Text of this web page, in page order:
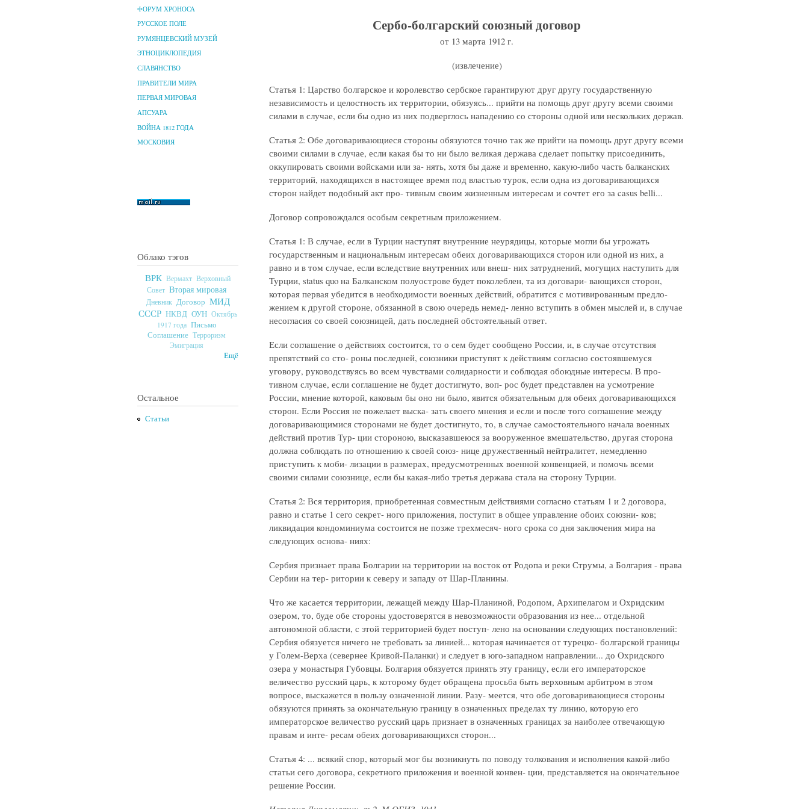
ФОРУМ ХРОНОСА
РУССКОЕ ПОЛЕ
РУМЯНЦЕВСКИЙ МУЗЕЙ
ЭТНОЦИКЛОПЕДИЯ
СЛАВЯНСТВО
ПРАВИТЕЛИ МИРА
ПЕРВАЯ МИРОВАЯ
АПСУАРА
ВОЙНА 1812 ГОДА
МОСКОВИЯ
Облако тэгов
ВРК Вермахт Верховный
Совет Вторая мировая
Дневник Договор МИД
СССР НКВД ОУН Октябрь
1917 года Письмо
Соглашение Терроризм
Эмиграция
Ещё
Остальное
Статьи
Сербо-болгарский союзный договор
от 13 марта 1912 г.
(извлечение)
Статья 1: Царство болгарское и королевство сербское гарантируют друг другу государственную
независимость и целостность их территории, обязуясь... прийти на помощь друг другу всеми своими
силами в случае, если бы одно из них подверглось нападению со стороны одной или нескольких держав.
Статья 2: Обе договаривающиеся стороны обязуются точно так же прийти на помощь друг другу всеми
своими силами в случае, если какая бы то ни было великая держава сделает попытку присоединить,
оккупировать своими войсками или за- нять, хотя бы даже и временно, какую-либо часть балканских
территорий, находящихся в настоящее время под властью турок, если одна из договаривающихся
сторон найдет подобный акт про- тивным своим жизненным интересам и сочтет его за casus belli...
Договор сопровождался особым секретным приложением.
Статья 1: В случае, если в Турции наступят внутренние неурядицы, которые могли бы угрожать
государственным и национальным интересам обеих договаривающихся сторон или одной из них, а
равно и в том случае, если вследствие внутренних или внеш- них затруднений, могущих наступить для
Турции, status quo на Балканском полуострове будет поколеблен, та из договари- вающихся сторон,
которая первая убедится в необходимости военных действий, обратится с мотивированным предло-
жением к другой стороне, обязанной в свою очередь немед- ленно вступить в обмен мыслей и, в случае
несогласия со своей союзницей, дать последней обстоятельный ответ.
Если соглашение о действиях состоится, то о сем будет сообщено России, и, в случае отсутствия
препятствий со сто- роны последней, союзники приступят к действиям согласно состоявшемуся
уговору, руководствуясь во всем чувствами солидарности и соблюдая обоюдные интересы. В про-
тивном случае, если соглашение не будет достигнуто, воп- рос будет представлен на усмотрение
России, мнение которой, каковым бы оно ни было, явится обязательным для обеих договаривающихся
сторон. Если Россия не пожелает выска- зать своего мнения и если и после того соглашение между
договаривающимися сторонами не будет достигнуто, то, в случае самостоятельного начала военных
действий против Тур- ции стороною, высказавшеюся за вооруженное вмешательство, другая сторона
должна соблюдать по отношению к своей союз- нице дружественный нейтралитет, немедленно
приступить к моби- лизации в размерах, предусмотренных военной конвенцией, и помочь всеми
своими силами союзнице, если бы какая-либо третья держава стала на сторону Турции.
Статья 2: Вся территория, приобретенная совместным действиями согласно статьям 1 и 2 договора,
равно и статье 1 сего секрет- ного приложения, поступит в общее управление обоих союзни- ков;
ликвидация кондоминиума состоится не позже трехмесяч- ного срока со дня заключения мира на
следующих основа- ниях:
Сербия признает права Болгарии на территории на восток от Родопа и реки Струмы, а Болгария - права
Сербии на тер- ритории к северу и западу от Шар-Планины.
Что же касается территории, лежащей между Шар-Планиной, Родопом, Архипелагом и Охридским
озером, то, буде обе стороны удостоверятся в невозможности образования из нее... отдельной
автономной области, с этой территорией будет поступ- лено на основании следующих постановлений:
Сербия обязуется ничего не требовать за линией... которая начинается от турецко- болгарской границы
у Голем-Верха (севернее Кривой-Паланки) и следует в юго-западном направлении... до Охридского
озера у монастыря Губовцы. Болгария обязуется принять эту границу, если его императорское
величество русский царь, к которому будет обращена просьба быть верховным арбитром в этом
вопросе, выскажется в пользу означенной линии. Разу- меется, что обе договаривающиеся стороны
обязуются принять за окончательную границу в означенных пределах ту линию, которую его
императорское величество русский царь признает в означенных границах за наиболее отвечающую
правам и инте- ресам обеих договаривающихся сторон...
Статья 4: ... всякий спор, который мог бы возникнуть по поводу толкования и исполнения какой-либо
статьи сего договора, секретного приложения и военной конвен- ции, представляется на окончательное
решение России.